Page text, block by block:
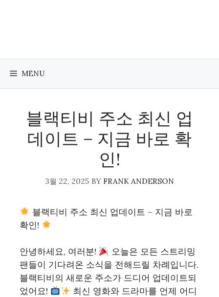
MENU
블랙티비 주소 최신 업
데이트 – 지금 바로 확
인!
3월 22, 2025 BY FRANK ANDERSON
블랙티비 주소 최신 업데이트 – 지금 바로
확인!
안녕하세요, 여러분!
오늘은 모든 스트리밍
팬들이 기다려온 소식을 전해드릴 차례입니다.
블랙티비의 새로운 주소가 드디어 업데이트되
었어요!
최신 영화와 드라마를 언제 어디